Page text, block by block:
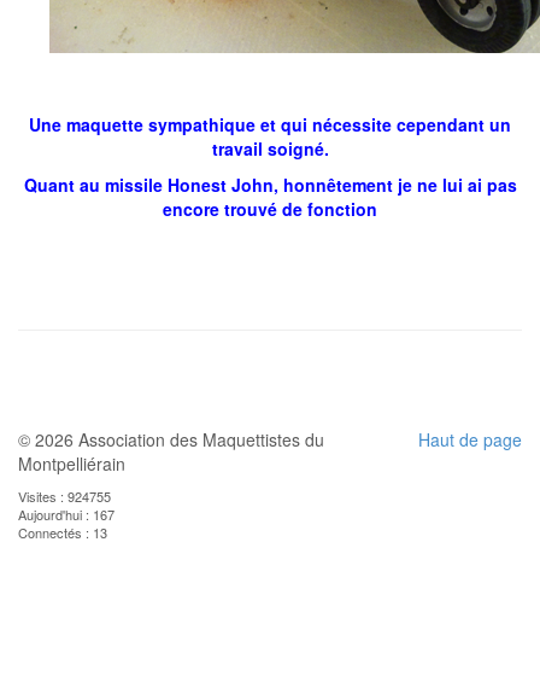
Une maquette sympathique et qui nécessite cependant un
travail soigné.
Quant au missile Honest John, honnêtement je ne lui ai pas
encore trouvé de fonction
Haut de page
© 2026 Association des Maquettistes du
Montpelliérain
Visites : 924755
Aujourd'hui : 167
Connectés : 13